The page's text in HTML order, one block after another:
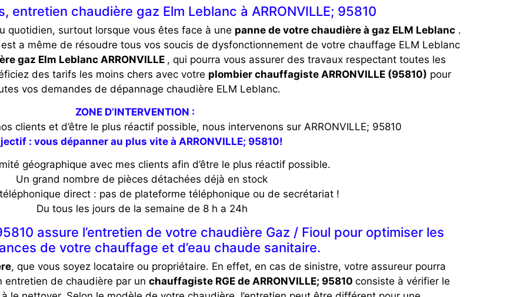
entretien chaudière gaz Elm Leblanc à ARRONVILLE; 95810
quotidien, surtout lorsque vous êtes face à une panne de votre chaudière à gaz ELM Leblanc .
a même de résoudre tous vos soucis de dysfonctionnement de votre chauffage ELM Leblanc
gaz Elm Leblanc ARRONVILLE , qui pourra vous assurer des travaux respectant toutes les
des tarifs les moins chers avec votre plombier chauffagiste ARRONVILLE (95810) pour
vos demandes de dépannage chaudière ELM Leblanc.
ZONE D’INTERVENTION :
clients et d’être le plus réactif possible, nous intervenons sur ARRONVILLE; 95810
: vous dépanner au plus vite à ARRONVILLE; 95810!
géographique avec mes clients afin d’être le plus réactif possible.
Un grand nombre de pièces détachées déjà en stock
direct : pas de plateforme téléphonique ou de secrétariat !
Du tous les jours de la semaine de 8 h a 24h
assure l’entretien de votre chaudière Gaz / Fioul pour optimiser les
de votre chauffage et d’eau chaude sanitaire.
, que vous soyez locataire ou propriétaire. En effet, en cas de sinistre, votre assureur pourra
entretien de chaudière par un chauffagiste RGE de ARRONVILLE; 95810 consiste à vérifier le